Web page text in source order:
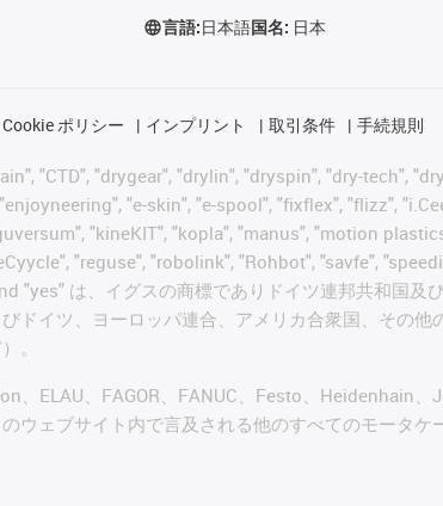
言語:日本語国名: 日本
Cookie ポリシー インプリント 取引条件 手続規則
"CTD", "drygear", "drylin", "dryspin", "dry-tech",
"e-skin", "e-spool", "fixflex", "flizz",
"kineKIT", "kopla", "manus", "motion
"reguse", "robolink", "Rohbot", "savfe",
は、イグスの商標でありドイツ連邦共和国及
ドイツ、ヨーロッパ連合、アメリカ合衆国、その他
。
ELAU、FAGOR、FANUC、Festo、Heidenhain、
ウェブサイト内で言及される他のすべてのモータケ